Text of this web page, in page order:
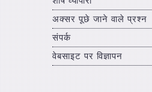
अक्सर पूछे जाने वाले प्रश्न
संपर्क
वेबसाइट पर विज्ञापन